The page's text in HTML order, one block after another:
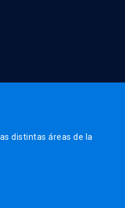
distintas áreas de la